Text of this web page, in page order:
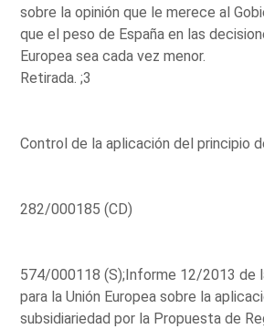
sobre la opinión que le merece al
que el peso de España en las
Europea sea cada vez menor.
Retirada. ;3
Control de la aplicación del principio
282/000185 (CD)
574/000118 (S);Informe 12/2013 de
para la Unión Europea sobre la
subsidiariedad por la Propuesta de